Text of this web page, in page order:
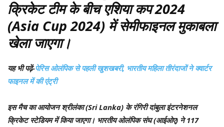
क्रिकेट टीम के बीच एशिया कप 2024
(Asia Cup 2024) में सेमीफाइनल मुकाबला
खेला जाएगा।
यह भी पढ़ें-पेरिस ओलंपिक से पहली खुशखबरी, भारतीय महिला तीरंदाजों ने क्वार्टर
फाइनल में की एंट्री
इस मैच का आयोजन श्रीलंका (Sri Lanka) के रंगिरी दांबुला इंटरनेशनल
क्रिकेट स्टेडियम में किया जाएगा। भारतीय ओलंपिक संघ (आईओए) ने 117